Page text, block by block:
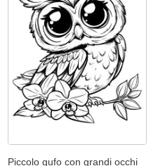
Piccolo gufo con grandi occhi